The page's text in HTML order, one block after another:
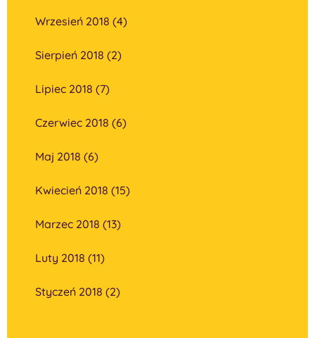
Wrzesień 2018 (4)
Sierpień 2018 (2)
Lipiec 2018 (7)
Czerwiec 2018 (6)
Maj 2018 (6)
Kwiecień 2018 (15)
Marzec 2018 (13)
Luty 2018 (11)
Styczeń 2018 (2)